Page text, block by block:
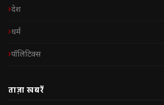
देश
धर्म
पॉलिटिक्स
ताज़ा खबरें